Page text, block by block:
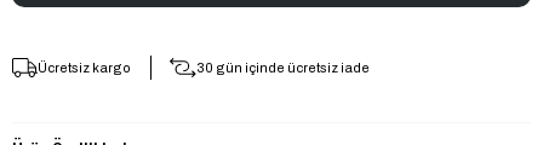
Ücretsiz kargo 30 gün içinde ücretsiz iade